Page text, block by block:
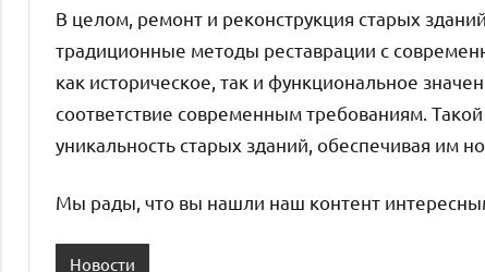
В целом, ремонт и реконструкция старых
традиционные методы реставрации с
как историческое, так и функциональное
соответствие современным требованиям.
уникальность старых зданий, обеспечивая им
Мы рады, что вы нашли наш контент
Новости